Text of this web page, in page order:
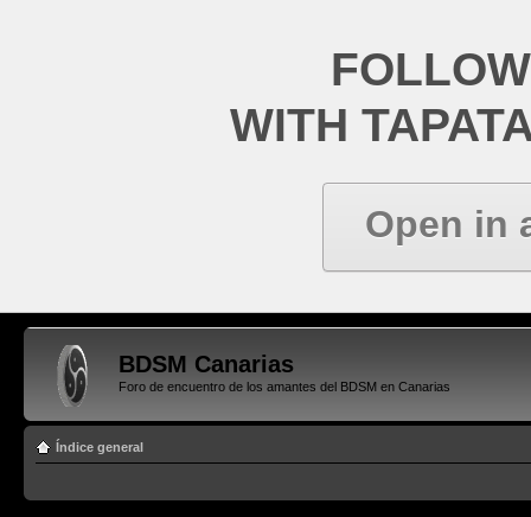
WITH
Open in
BDSM Canarias
Foro de encuentro de los amantes del BDSM en Canarias
Índice general